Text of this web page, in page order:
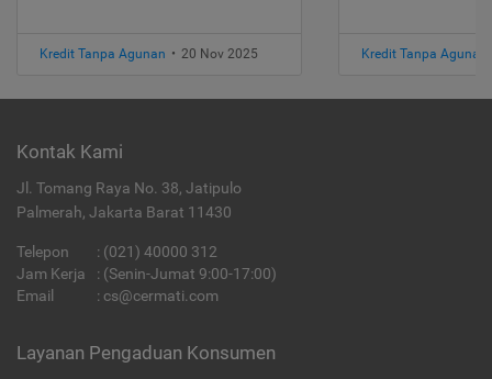
Kredit Tanpa Agunan • 20 Nov 2025 Kredit Tanpa Agunan
Kontak Kami
Jl. Tomang Raya No. 38, Jatipulo
Palmerah, Jakarta Barat 11430
Telepon : (021) 40000 312
Jam Kerja
: (Senin-Jumat 9:00-17:00)
Email
: cs@cermati.com
Layanan Pengaduan Konsumen